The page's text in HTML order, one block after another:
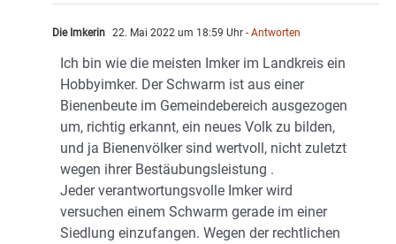
Die Imkerin 22. Mai 2022 um 18:59 Uhr - Antworten
Ich bin wie die meisten Imker im Landkreis ein
Hobbyimker. Der Schwarm ist aus einer
Bienenbeute im Gemeindebereich ausgezogen
um, richtig erkannt, ein neues Volk zu bilden,
und ja Bienenvölker sind wertvoll, nicht zuletzt
wegen ihrer Bestäubungsleistung .
Jeder verantwortungsvolle Imker wird
versuchen einem Schwarm gerade im einer
Siedlung einzufangen. Wegen der rechtlichen